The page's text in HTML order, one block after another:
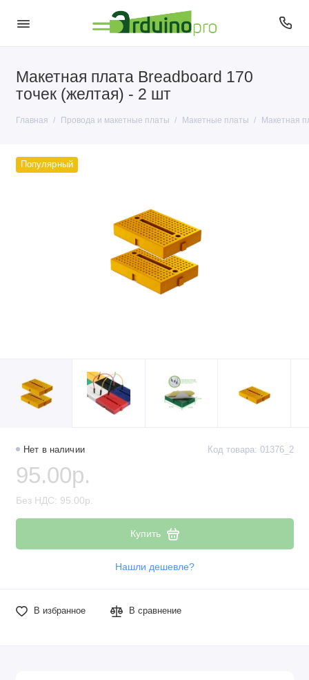
Макетная плата Breadboard 170
точек (желтая) - 2 шт
Главная Провода и макетные платы Макетные платы Макетная
Аудио
Макетные платы
Провода и перемычки
Популярный
Нет в наличии Код товара: 01376_2
95.00р.
Без НДС: 95.00р.
Купить
Нашли дешевле?
В избранное В сравнение